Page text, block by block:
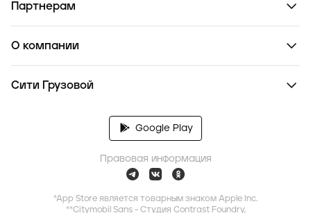
Партнерам
О компании
Сити Грузовой
Google Play
Правовая информация
*App Store является товарным знаком Apple Inc.
**Citymobil Sans - Студия Contrast Foundry,